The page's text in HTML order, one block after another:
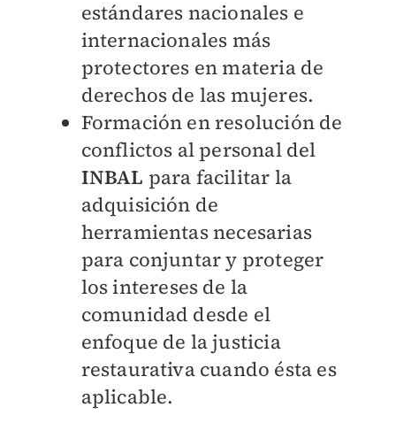
estándares nacionales e
internacionales más
protectores en materia de
derechos de las mujeres.
Formación en resolución de
conflictos al personal del
INBAL para facilitar la
adquisición de
herramientas necesarias
para conjuntar y proteger
los intereses de la
comunidad desde el
enfoque de la justicia
restaurativa cuando ésta es
aplicable.